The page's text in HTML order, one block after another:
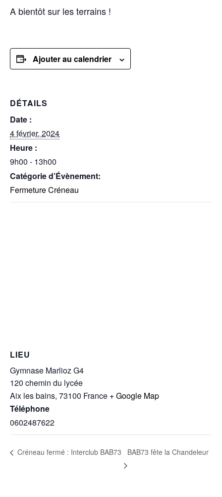
A bientôt sur les terrains !
Ajouter au calendrier
DÉTAILS
Date :
4 février, 2024
Heure :
9h00 - 13h00
Catégorie d’Évènement:
Fermeture Créneau
LIEU
Gymnase Marlioz G4
120 chemin du lycée
Aix les bains, 73100 France + Google Map
Téléphone
0602487622
Créneau fermé : Interclub BAB73 BAB73 fête la Chandeleur